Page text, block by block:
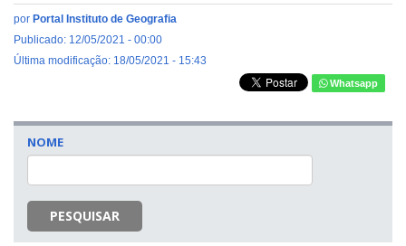
por Portal Instituto de Geografia
Publicado: 12/05/2021 - 00:00
Última modificação: 18/05/2021 - 15:43
Whatsapp
NOME
PESQUISAR